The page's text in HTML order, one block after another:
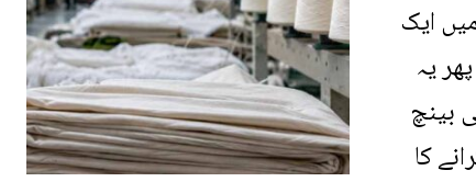
ایک
یہ
بینچ
کا